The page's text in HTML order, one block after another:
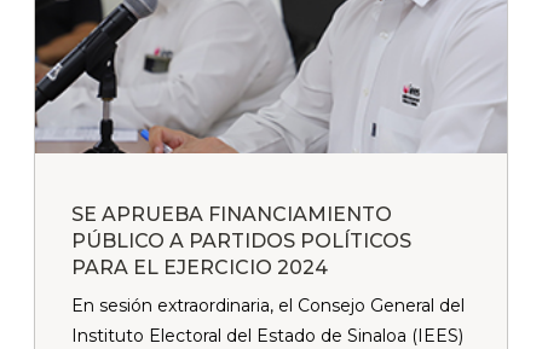
SE APRUEBA FINANCIAMIENTO
PÚBLICO A PARTIDOS POLÍTICOS
PARA EL EJERCICIO 2024
En sesión extraordinaria, el Consejo General del
Instituto Electoral del Estado de Sinaloa (IEES)